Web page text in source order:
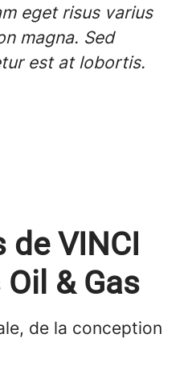
eget risus varius
magna. Sed
est at lobortis.
de VINCI
& Gas
de la conception